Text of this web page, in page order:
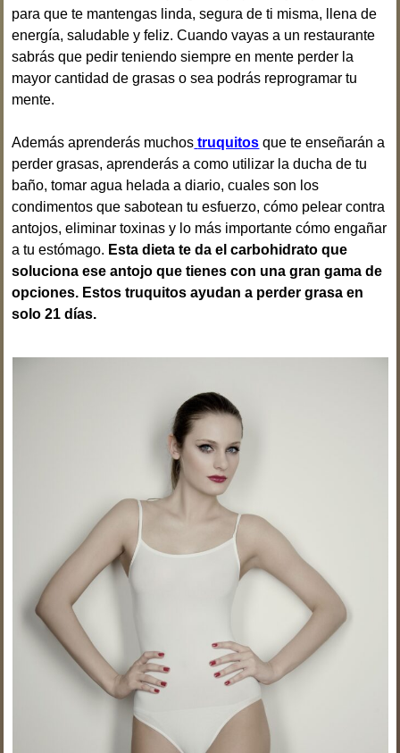
para que te mantengas linda, segura de ti misma, llena de
energía, saludabIe y feliz. Cuando vayas a un restaurante
sabrás que pedir teniendo siempre en mente perder la
mayor cantidad de grasas o sea podrás reprogramar tu
mente.
Además aprenderás muchos truquitos que te enseñarán a
perder grasas, aprenderás a como utilizar la ducha de tu
baño, tomar agua helada a diario, cuales son los
condimentos que sabotean tu esfuerzo, cómo pelear contra
antojos, eliminar toxinas y lo más importante cómo engañar
a tu estómago. Esta dieta te da el carbohidrato que
soluciona ese antojo que tienes con una gran gama de
opciones. Estos truquitos ayudan a perder grasa en
solo 21 días.